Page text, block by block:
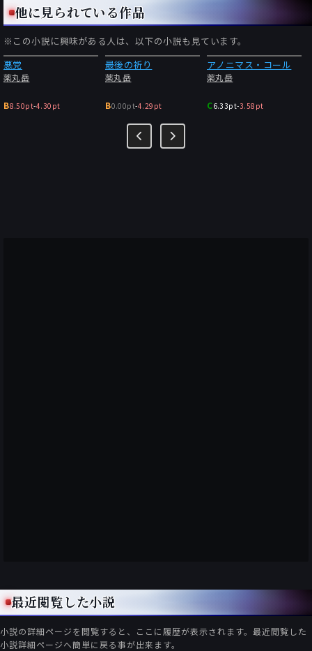
他に見られている作品
※この小説に興味がある人は、以下の小説も見ています。
悪党
薬丸岳
B8.50pt-4.30pt
最後の祈り
薬丸岳
B0.00pt-4.29pt
アノニマス・コール
薬丸岳
C6.33pt-3.58pt
最近閲覧した小説
小説の詳細ページを閲覧すると、ここに履歴が表示されます。最近閲覧した
小説詳細ページへ簡単に戻る事が出来ます。